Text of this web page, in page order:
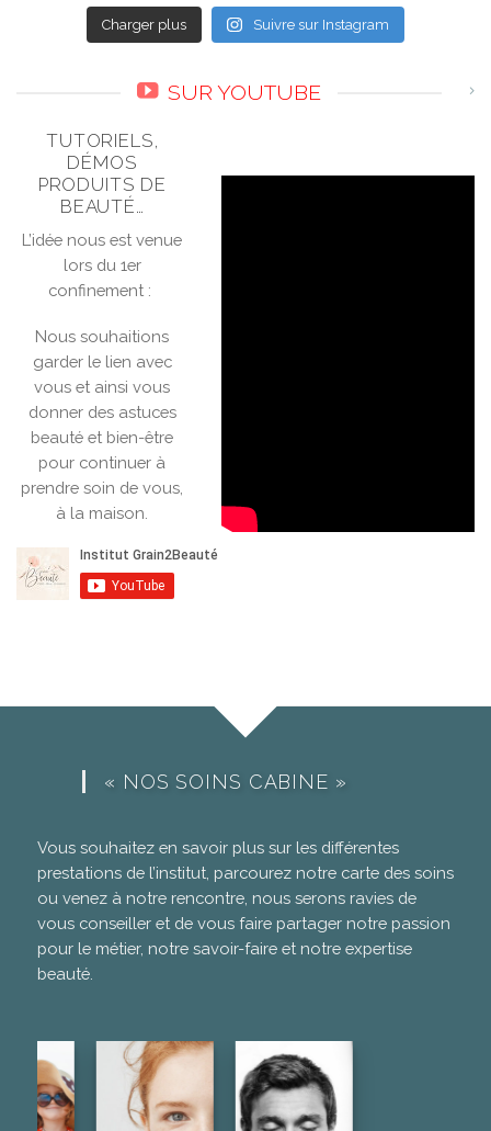
Charger plus Suivre sur Instagram
SUR YOUTUBE
TUTORIELS,
DÉMOS
PRODUITS DE
BEAUTÉ…
L’idée nous est venue
lors du 1er
confinement :
Nous souhaitions
garder le lien avec
vous et ainsi vous
donner des astuces
beauté et bien-être
pour continuer à
prendre soin de vous,
à la maison.
« NOS SOINS CABINE »
Vous souhaitez en savoir plus sur les différentes
prestations de l’institut, parcourez notre carte des soins
ou venez à notre rencontre, nous serons ravies de
vous conseiller et de vous faire partager notre passion
pour le métier, notre savoir-faire et notre expertise
beauté.